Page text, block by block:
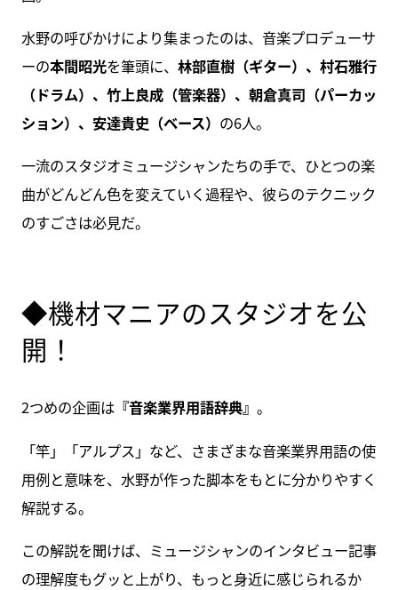
水野の呼びかけにより集まったのは、音楽プロデューサ
ーの本間昭光を筆頭に、 林部直樹（ギター）、村石雅行
（ドラム）、竹上良成（管楽器）、朝倉真司（パーカッ
ション）、安達貴史（ベース） の6人。
一流のスタジオミュージシャンたちの手で、ひとつの楽
曲がどんどん色を変えていく過程や、彼らのテクニック
のすごさは必見だ。
◆機材マニアのスタジオを公
開！
2つめの企画は『音楽業界用語辞典』 。
「竿」「アルプス」など、さまざまな音楽業界用語の使
用例と意味を、水野が作った脚本をもとに分かりやすく
解説する。
この解説を聞けば、ミュージシャンのインタビュー記事
の理解度もグッと上がり、もっと身近に感じられるか